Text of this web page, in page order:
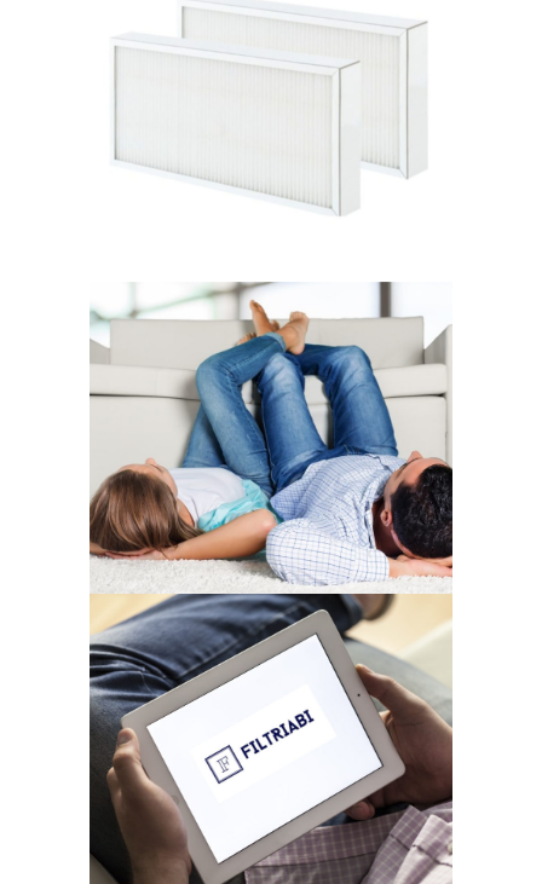
Если домашний
климат важен,
замени фильтры
вентиляции
два раза в год!
Безопасные покупки,
лучшие цены